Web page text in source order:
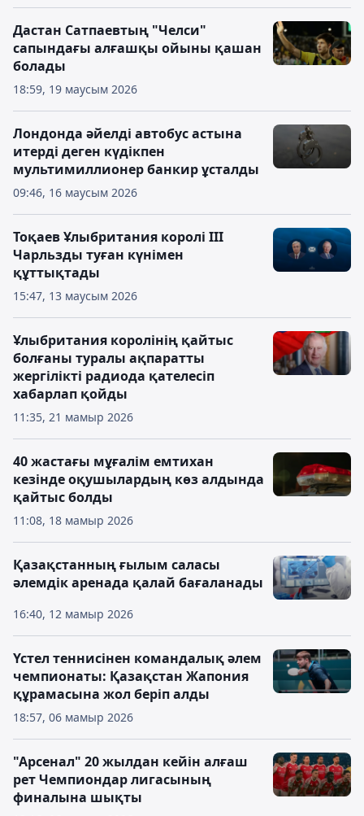
18:59, 19 маусым 2026
Дастан Сатпаевтың "Челси"
сапындағы алғашқы ойыны қашан
болады
09:46, 16 маусым 2026
Лондонда әйелді автобус астына
итерді деген күдікпен
мультимиллионер банкир ұсталды
15:47, 13 маусым 2026
Тоқаев Ұлыбритания королі ІІІ
Чарльзды туған күнімен
құттықтады
11:35, 21 мамыр 2026
Ұлыбритания королінің қайтыс
болғаны туралы ақпаратты
жергілікті радиода қателесіп
хабарлап қойды
11:08, 18 мамыр 2026
40 жастағы мұғалім емтихан
кезінде оқушылардың көз алдында
қайтыс болды
16:40, 12 мамыр 2026
Қазақстанның ғылым саласы
әлемдік аренада қалай бағаланады
18:57, 06 мамыр 2026
Үстел теннисінен командалық әлем
чемпионаты: Қазақстан Жапония
құрамасына жол беріп алды
"Арсенал" 20 жылдан кейін алғаш
рет Чемпиондар лигасының
финалына шықты